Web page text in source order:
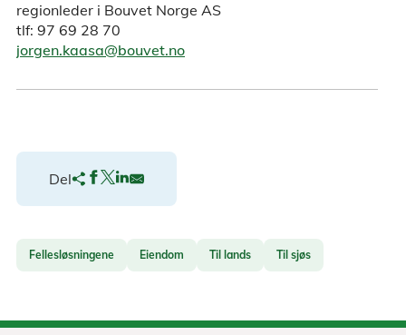
regionleder i Bouvet Norge AS
tlf: 97 69 28 70
jorgen.kaasa@bouvet.no
Del
Fellesløsningene Eiendom Til lands Til sjøs